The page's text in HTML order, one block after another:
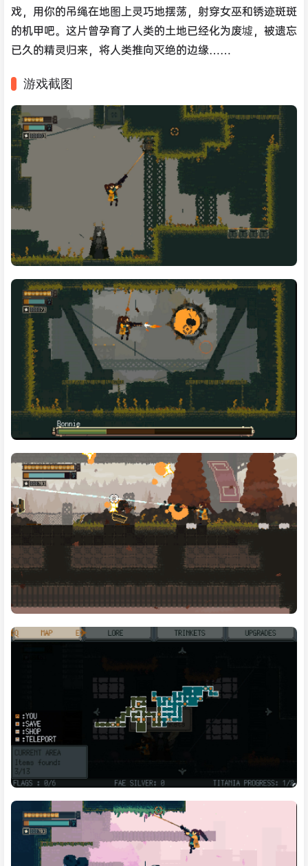
戏，用你的吊绳在地图上灵巧地摆荡，射穿女巫和锈迹斑斑
的机甲吧。这片曾孕育了人类的土地已经化为废墟，被遗忘
已久的精灵归来，将人类推向灭绝的边缘……
游戏截图